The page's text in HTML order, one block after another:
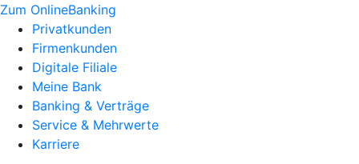
Zum OnlineBanking
Privatkunden
Firmenkunden
Digitale Filiale
Meine Bank
Banking & Verträge
Service & Mehrwerte
Karriere